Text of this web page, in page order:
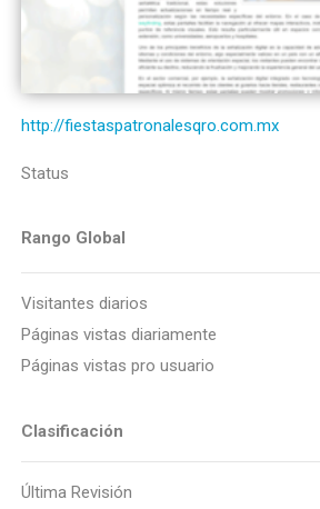
http://fiestaspatronalesqro.com.mx
Status
Rango Global
Visitantes diarios
Páginas vistas diariamente
Páginas vistas pro usuario
Clasificación
Última Revisión